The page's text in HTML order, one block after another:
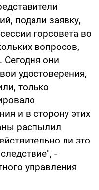
подали заявку,
горсовета во
вопросов,
Сегодня они
удостоверения,
только
и в сторону этих
распылил
ли это
-
управления